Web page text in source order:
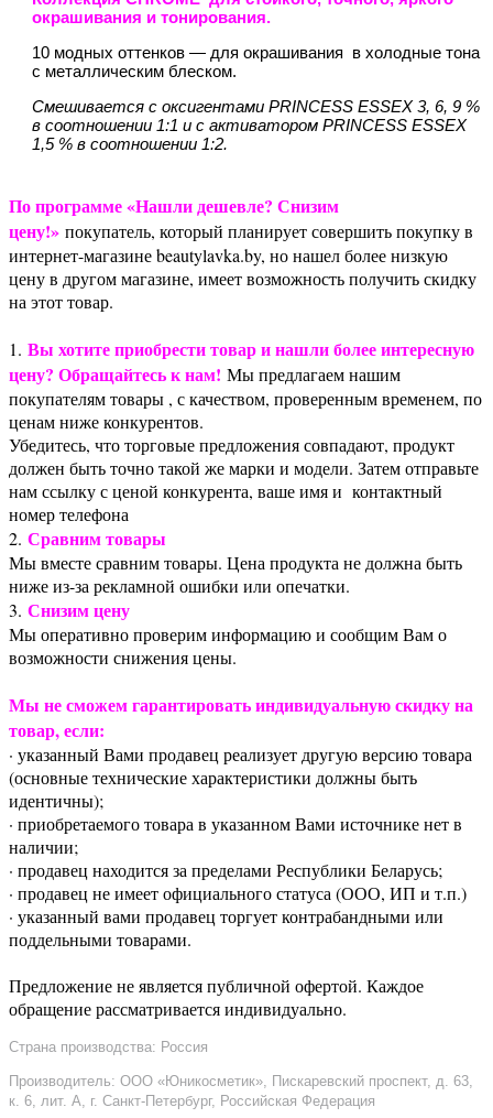
окрашивания и тонирования.
10 модных оттенков — для окрашивания в холодные тона
с металлическим блеском.
Смешивается с оксигентами PRINCESS ESSEX 3, 6, 9 %
в соотношении 1:1 и с активатором PRINCESS ESSEX
1,5 % в соотношении 1:2.
По программе «Нашли дешевле? Снизим
цену!» покупатель, который планирует совершить покупку в
интернет-магазине beautylavka.by, но нашел более низкую
цену в другом магазине, имеет возможность получить скидку
на этот товар.
1. Вы хотите приобрести товар и нашли более интересную
цену? Обращайтесь к нам! Мы предлагаем нашим
покупателям товары , с качеством, проверенным временем, по
ценам ниже конкурентов.
Убедитесь, что торговые предложения совпадают, продукт
должен быть точно такой же марки и модели. Затем отправьте
нам ссылку с ценой конкурента, ваше имя и контактный
номер телефона
2. Сравним товары
Мы вместе сравним товары. Цена продукта не должна быть
ниже из-за рекламной ошибки или опечатки.
3. Снизим цену
Мы оперативно проверим информацию и сообщим Вам о
возможности снижения цены.
Мы не сможем гарантировать индивидуальную скидку на
товар, если:
· указанный Вами продавец реализует другую версию товара
(основные технические характеристики должны быть
идентичны);
· приобретаемого товара в указанном Вами источнике нет в
наличии;
· продавец находится за пределами Республики Беларусь;
· продавец не имеет официального статуса (ООО, ИП и т.п.)
· указанный вами продавец торгует контрабандными или
поддельными товарами.
Предложение не является публичной офертой. Каждое
обращение рассматривается индивидуально.
Страна производства: Россия
Производитель: ООО «Юникосметик», Пискаревский проспект, д. 63,
к. 6, лит. А, г. Санкт-Петербург, Российская Федерация